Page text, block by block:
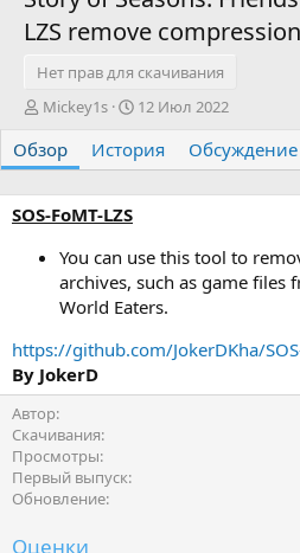
LZS remove compression
Нет прав для скачивания
А
т
о
р
Mickey1s
Д
т
а
с
д
а
и
12 Июл 2022
Обзор История Обсуждение
SOS-FoMT-LZS
You can use this tool to
archives, such as game files
World Eaters.
https://github.com/JokerDKha/
By JokerD
Автор
Скачивания
Просмотры
Первый выпуск
Обновление
Оценки